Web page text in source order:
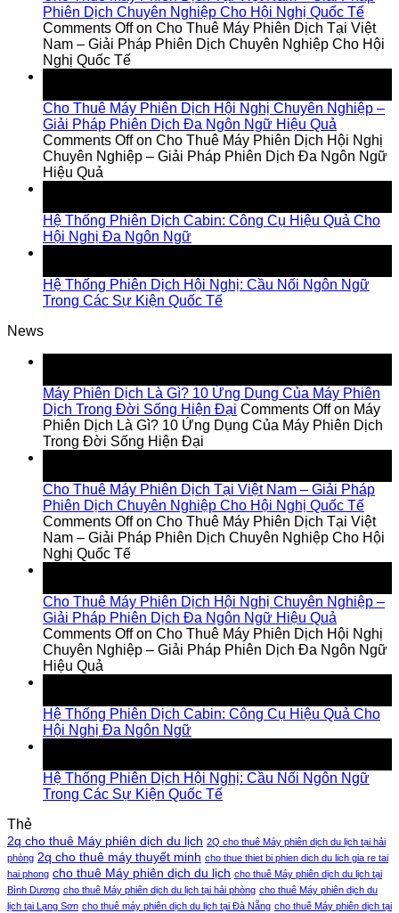
Phiên Dịch Chuyên Nghiệp Cho Hội Nghị Quốc Tế
Comments Offon Cho Thuê Máy Phiên Dịch Tại Việt
Nam – Giải Pháp Phiên Dịch Chuyên Nghiệp Cho Hội
Nghị Quốc Tế
Cho Thuê Máy Phiên Dịch Hội Nghị Chuyên Nghiệp –
Giải Pháp Phiên Dịch Đa Ngôn Ngữ Hiệu Quả
Comments Offon Cho Thuê Máy Phiên Dịch Hội Nghị
Chuyên Nghiệp – Giải Pháp Phiên Dịch Đa Ngôn Ngữ
Hiệu Quả
Hệ Thống Phiên Dịch Cabin: Công Cụ Hiệu Quả Cho
Hội Nghị Đa Ngôn Ngữ
Hệ Thống Phiên Dịch Hội Nghị: Cầu Nối Ngôn Ngữ
Trong Các Sự Kiện Quốc Tế
News
Máy Phiên Dịch Là Gì? 10 Ứng Dụng Của Máy Phiên
Dịch Trong Đời Sống Hiện Đại Comments Offon Máy
Phiên Dịch Là Gì? 10 Ứng Dụng Của Máy Phiên Dịch
Trong Đời Sống Hiện Đại
Cho Thuê Máy Phiên Dịch Tại Việt Nam – Giải Pháp
Phiên Dịch Chuyên Nghiệp Cho Hội Nghị Quốc Tế
Comments Offon Cho Thuê Máy Phiên Dịch Tại Việt
Nam – Giải Pháp Phiên Dịch Chuyên Nghiệp Cho Hội
Nghị Quốc Tế
Cho Thuê Máy Phiên Dịch Hội Nghị Chuyên Nghiệp –
Giải Pháp Phiên Dịch Đa Ngôn Ngữ Hiệu Quả
Comments Offon Cho Thuê Máy Phiên Dịch Hội Nghị
Chuyên Nghiệp – Giải Pháp Phiên Dịch Đa Ngôn Ngữ
Hiệu Quả
Hệ Thống Phiên Dịch Cabin: Công Cụ Hiệu Quả Cho
Hội Nghị Đa Ngôn Ngữ
Hệ Thống Phiên Dịch Hội Nghị: Cầu Nối Ngôn Ngữ
Trong Các Sự Kiện Quốc Tế
Thẻ
2q cho thuê Máy phiên dịch du lịch 2Q cho thuê Máy phiên dịch du lịch tại hải
phòng 2q cho thuê máy thuyết minh cho thue thiet bi phien dich du lich gia re tai
hai phong cho thuê Máy phiên dịch du lịch cho thuê Máy phiên dịch du lịch tại
Bình Dương cho thuê Máy phiên dịch du lịch tại hải phòng cho thuê Máy phiên dịch du
lịch tại Lạng Sơn cho thuê máy phiên dịch du lịch tại Đà Nẵng cho thuê Máy phiên dịch tại